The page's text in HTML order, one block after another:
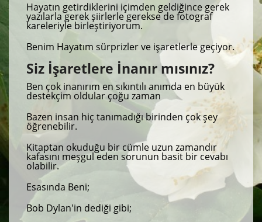
Hayatın getirdiklerini içimden geldiğince gerek
yazılarla gerek şiirlerle gerekse de fotograf
kareleriyle birleştiriyorum.
Benim Hayatım sürprizler ve işaretlerle geçiyor.
Siz İşaretlere İnanır mısınız?
Ben çok inanırım en sıkıntılı anımda en büyük
destekçim oldular çoğu zaman
Bazen insan hiç tanımadığı birinden çok şey
öğrenebilir.
Kitaptan okuduğu bir cümle uzun zamandır
kafasını meşgul eden sorunun basit bir cevabı
olabilir.
Esasında Beni;
Bob Dylan'in dediği gibi;